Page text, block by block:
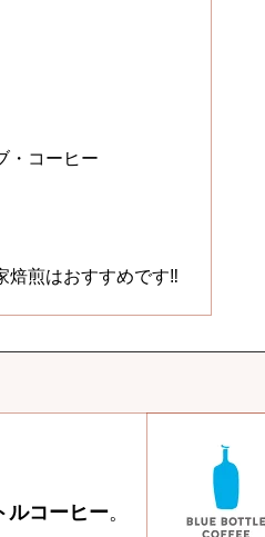
・コーヒー
焙煎はおすすめです‼
ルコーヒー。